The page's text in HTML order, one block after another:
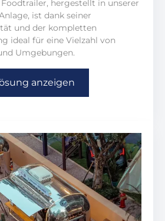
hergestellt in unserer
ist dank seiner
und der kompletten
ideal für eine Vielzahl von
Umgebungen.
anzeigen